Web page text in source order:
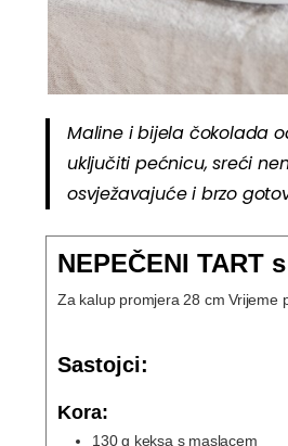
Maline i bijela čokolada
uključiti pećnicu, sreći
osvježavajuće i brzo
NEPEČENI TART
Za kalup promjera 28 cm Vrijeme
Sastojci:
Kora:
130 g keksa s maslacem